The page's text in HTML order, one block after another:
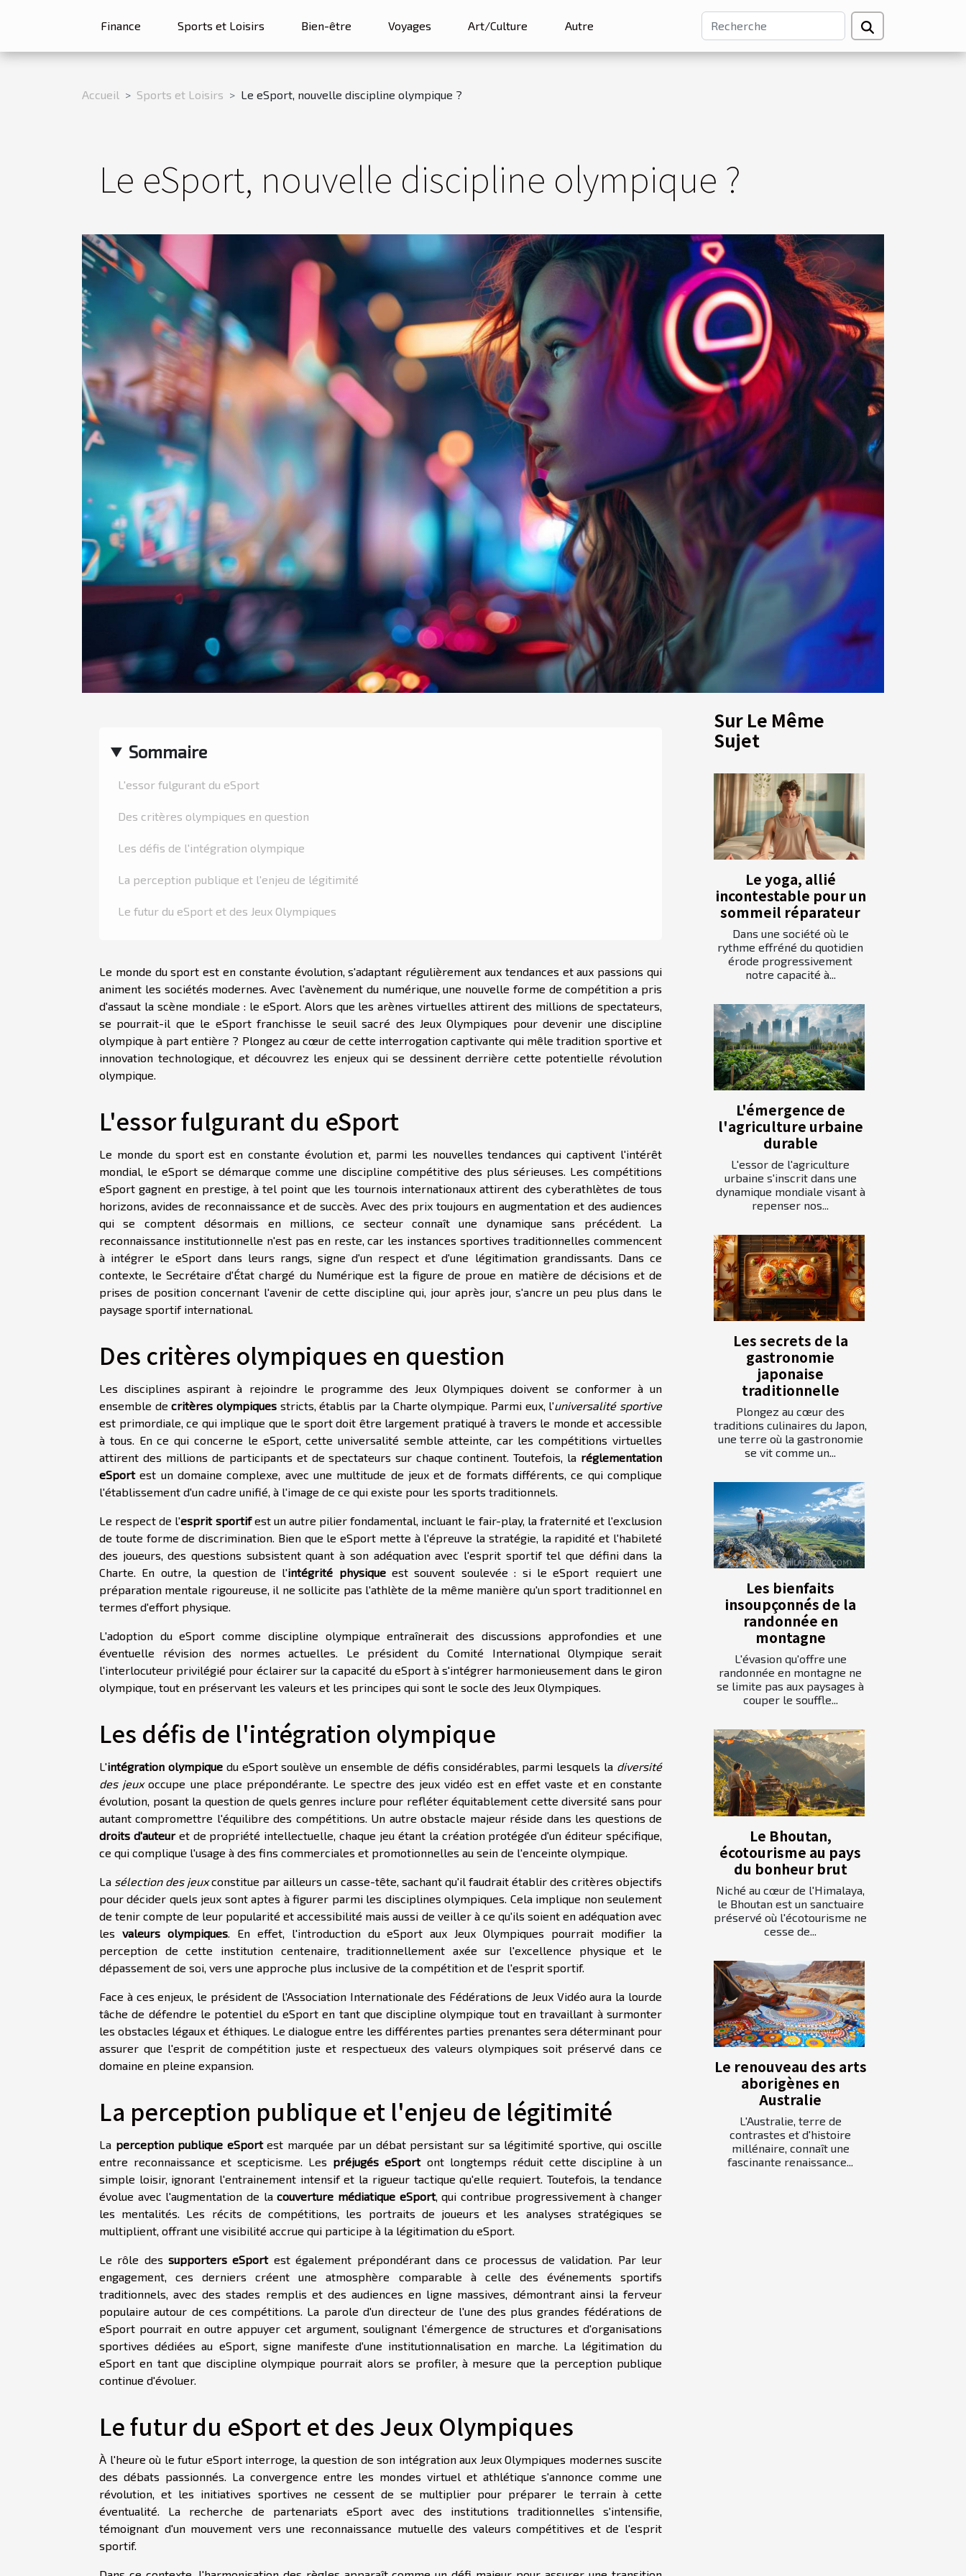
Finance Sports et Loisirs Bien-être Voyages Art/Culture Autre
Accueil Sports et Loisirs Le eSport, nouvelle discipline olympique ?
Le eSport, nouvelle discipline olympique ?
Sommaire
L'essor fulgurant du eSport
Des critères olympiques en question
Les défis de l'intégration olympique
La perception publique et l'enjeu de légitimité
Le futur du eSport et des Jeux Olympiques
Le monde du sport est en constante évolution, s'adaptant régulièrement aux tendances et aux passions qui
animent les sociétés modernes. Avec l'avènement du numérique, une nouvelle forme de compétition a pris
d'assaut la scène mondiale : le eSport. Alors que les arènes virtuelles attirent des millions de spectateurs,
se pourrait-il que le eSport franchisse le seuil sacré des Jeux Olympiques pour devenir une discipline
olympique à part entière ? Plongez au cœur de cette interrogation captivante qui mêle tradition sportive et
innovation technologique, et découvrez les enjeux qui se dessinent derrière cette potentielle révolution
olympique.
L'essor fulgurant du eSport
Le monde du sport est en constante évolution et, parmi les nouvelles tendances qui captivent l'intérêt
mondial, le eSport se démarque comme une discipline compétitive des plus sérieuses. Les compétitions
eSport gagnent en prestige, à tel point que les tournois internationaux attirent des cyberathlètes de tous
horizons, avides de reconnaissance et de succès. Avec des prix toujours en augmentation et des audiences
qui se comptent désormais en millions, ce secteur connaît une dynamique sans précédent. La
reconnaissance institutionnelle n'est pas en reste, car les instances sportives traditionnelles commencent
à intégrer le eSport dans leurs rangs, signe d'un respect et d'une légitimation grandissants. Dans ce
contexte, le Secrétaire d'État chargé du Numérique est la figure de proue en matière de décisions et de
prises de position concernant l'avenir de cette discipline qui, jour après jour, s'ancre un peu plus dans le
paysage sportif international.
Des critères olympiques en question
Les disciplines aspirant à rejoindre le programme des Jeux Olympiques doivent se conformer à un
ensemble decritères olympiques stricts, établis par la Charte olympique. Parmi eux, l'universalité sportive
est primordiale, ce qui implique que le sport doit être largement pratiqué à travers le monde et accessible
à tous. En ce qui concerne le eSport, cette universalité semble atteinte, car les compétitions virtuelles
attirent des millions de participants et de spectateurs sur chaque continent. Toutefois, la réglementation
eSportest un domaine complexe, avec une multitude de jeux et de formats différents, ce qui complique
l'établissement d'un cadre unifié, à l'image de ce qui existe pour les sports traditionnels.
Le respect de l'esprit sportifest un autre pilier fondamental, incluant le fair-play, la fraternité et l'exclusion
de toute forme de discrimination. Bien que le eSport mette à l'épreuve la stratégie, la rapidité et l'habileté
des joueurs, des questions subsistent quant à son adéquation avec l'esprit sportif tel que défini dans la
Charte. En outre, la question de l'intégrité physiqueest souvent soulevée : si le eSport requiert une
préparation mentale rigoureuse, il ne sollicite pas l'athlète de la même manière qu'un sport traditionnel en
termes d'effort physique.
L'adoption du eSport comme discipline olympique entraînerait des discussions approfondies et une
éventuelle révision des normes actuelles. Le président du Comité International Olympique serait
l'interlocuteur privilégié pour éclairer sur la capacité du eSport à s'intégrer harmonieusement dans le giron
olympique, tout en préservant les valeurs et les principes qui sont le socle des Jeux Olympiques.
Les défis de l'intégration olympique
L'intégration olympiquedu eSport soulève un ensemble de défis considérables, parmi lesquels la diversité
des jeuxoccupe une place prépondérante. Le spectre des jeux vidéo est en effet vaste et en constante
évolution, posant la question de quels genres inclure pour refléter équitablement cette diversité sans pour
autant compromettre l'équilibre des compétitions. Un autre obstacle majeur réside dans les questions de
droits d'auteuret de propriété intellectuelle, chaque jeu étant la création protégée d'un éditeur spécifique,
ce qui complique l'usage à des fins commerciales et promotionnelles au sein de l'enceinte olympique.
La sélection des jeuxconstitue par ailleurs un casse-tête, sachant qu'il faudrait établir des critères objectifs
pour décider quels jeux sont aptes à figurer parmi les disciplines olympiques. Cela implique non seulement
de tenir compte de leur popularité et accessibilité mais aussi de veiller à ce qu'ils soient en adéquation avec
les valeurs olympiques. En effet, l'introduction du eSport aux Jeux Olympiques pourrait modifier la
perception de cette institution centenaire, traditionnellement axée sur l'excellence physique et le
dépassement de soi, vers une approche plus inclusive de la compétition et de l'esprit sportif.
Face à ces enjeux, le président de l'Association Internationale des Fédérations de Jeux Vidéo aura la lourde
tâche de défendre le potentiel du eSport en tant que discipline olympique tout en travaillant à surmonter
les obstacles légaux et éthiques. Le dialogue entre les différentes parties prenantes sera déterminant pour
assurer que l'esprit de compétition juste et respectueux des valeurs olympiques soit préservé dans ce
domaine en pleine expansion.
La perception publique et l'enjeu de légitimité
La perception publique eSportest marquée par un débat persistant sur sa légitimité sportive, qui oscille
entre reconnaissance et scepticisme. Les préjugés eSportont longtemps réduit cette discipline à un
simple loisir, ignorant l'entrainement intensif et la rigueur tactique qu'elle requiert. Toutefois, la tendance
évolue avec l'augmentation de lacouverture médiatique eSport, qui contribue progressivement à changer
les mentalités. Les récits de compétitions, les portraits de joueurs et les analyses stratégiques se
multiplient, offrant une visibilité accrue qui participe à la légitimation du eSport.
Le rôle dessupporters eSportest également prépondérant dans ce processus de validation. Par leur
engagement, ces derniers créent une atmosphère comparable à celle des événements sportifs
traditionnels, avec des stades remplis et des audiences en ligne massives, démontrant ainsi la ferveur
populaire autour de ces compétitions. La parole d'un directeur de l'une des plus grandes fédérations de
eSport pourrait en outre appuyer cet argument, soulignant l'émergence de structures et d'organisations
sportives dédiées au eSport, signe manifeste d'une institutionnalisation en marche. La légitimation du
eSport en tant que discipline olympique pourrait alors se profiler, à mesure que la perception publique
continue d'évoluer.
Le futur du eSport et des Jeux Olympiques
À l'heure où le futur eSport interroge, la question de son intégration aux Jeux Olympiques modernes suscite
des débats passionnés. La convergence entre les mondes virtuel et athlétique s'annonce comme une
révolution, et les initiatives sportives ne cessent de se multiplier pour préparer le terrain à cette
éventualité. La recherche de partenariats eSport avec des institutions traditionnelles s'intensifie,
témoignant d'un mouvement vers une reconnaissance mutuelle des valeurs compétitives et de l'esprit
sportif.
Sur Le Même
Sujet
Le yoga, allié
incontestable pour un
sommeil réparateur
Dans une société où le
rythme effréné du quotidien
érode progressivement
notre capacité à...
L'émergence de
l'agriculture urbaine
durable
L'essor de l'agriculture
urbaine s'inscrit dans une
dynamique mondiale visant à
repenser nos...
Les secrets de la
gastronomie
japonaise
traditionnelle
Plongez au cœur des
traditions culinaires du Japon,
une terre où la gastronomie
se vit comme un...
Les bienfaits
insoupçonnés de la
randonnée en
montagne
L'évasion qu'offre une
randonnée en montagne ne
se limite pas aux paysages à
couper le souffle...
Le Bhoutan,
écotourisme au pays
du bonheur brut
Niché au cœur de l'Himalaya,
le Bhoutan est un sanctuaire
préservé où l'écotourisme ne
cesse de...
Le renouveau des arts
aborigènes en
Australie
L'Australie, terre de
contrastes et d'histoire
millénaire, connaît une
fascinante renaissance...